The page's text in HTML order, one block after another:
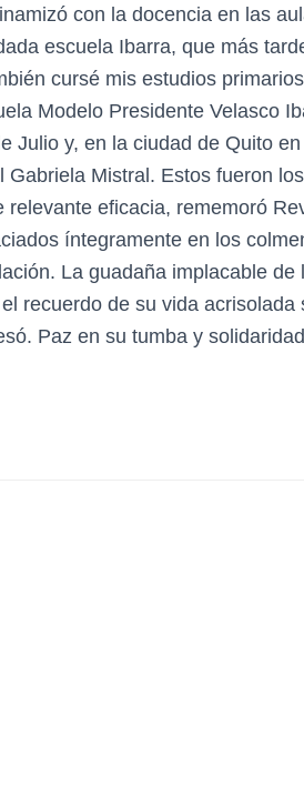
con la docencia en las
escuela Ibarra, que más
cursé mis estudios
Modelo Presidente Velasco
Julio y, en la ciudad de Quito
Gabriela Mistral. Estos fueron
relevante eficacia, rememoró
íntegramente en los
La guadaña implacable
recuerdo de su vida
Paz en su tumba y